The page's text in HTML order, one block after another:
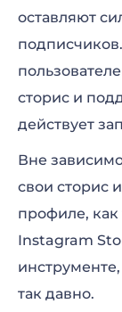
оставляют
сторис и
действует
Вне
свои сторис
профиле, как
Instagram
так давно.